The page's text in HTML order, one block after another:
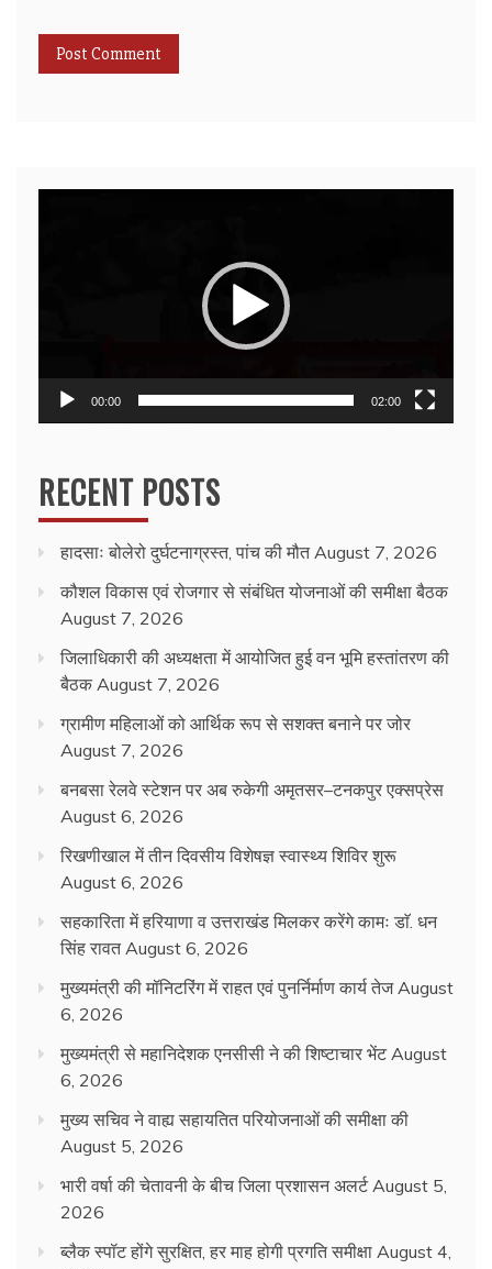
00:00 02:00
RECENT POSTS
हादसाः बोलेरो दुर्घटनाग्रस्त, पांच की मौत August 7, 2026
कौशल विकास एवं रोजगार से संबंधित योजनाओं की समीक्षा बैठक
August 7, 2026
जिलाधिकारी की अध्यक्षता में आयोजित हुई वन भूमि हस्तांतरण की
बैठक August 7, 2026
ग्रामीण महिलाओं को आर्थिक रूप से सशक्त बनाने पर जोर
August 7, 2026
बनबसा रेलवे स्टेशन पर अब रुकेगी अमृतसर–टनकपुर एक्सप्रेस
August 6, 2026
रिखणीखाल में तीन दिवसीय विशेषज्ञ स्वास्थ्य शिविर शुरू
August 6, 2026
सहकारिता में हरियाणा व उत्तराखंड मिलकर करेंगे कामः डाॅ. धन
सिंह रावत August 6, 2026
मुख्यमंत्री की मॉनिटरिंग में राहत एवं पुनर्निर्माण कार्य तेज August
6, 2026
मुख्यमंत्री से महानिदेशक एनसीसी ने की शिष्टाचार भेंट August
6, 2026
मुख्य सचिव ने वाह्य सहायतित परियोजनाओं की समीक्षा की
August 5, 2026
भारी वर्षा की चेतावनी के बीच जिला प्रशासन अलर्ट August 5,
2026
ब्लैक स्पॉट होंगे सुरक्षित, हर माह होगी प्रगति समीक्षा August 4,